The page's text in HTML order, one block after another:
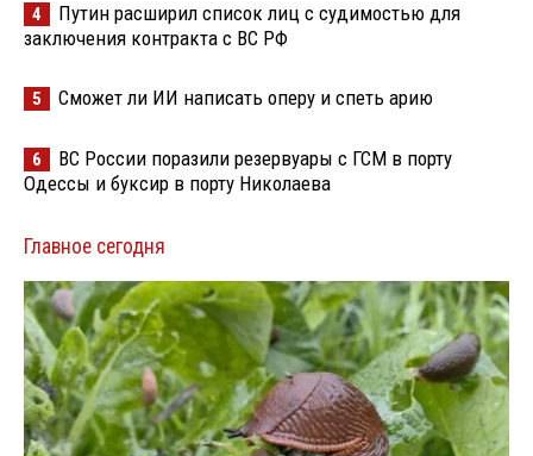
4
Путин расширил список лиц с судимостью для
заключения контракта с ВС РФ
5 Сможет ли ИИ написать оперу и спеть арию
6
ВС России поразили резервуары с ГСМ в порту
Одессы и буксир в порту Николаева
Главное сегодня